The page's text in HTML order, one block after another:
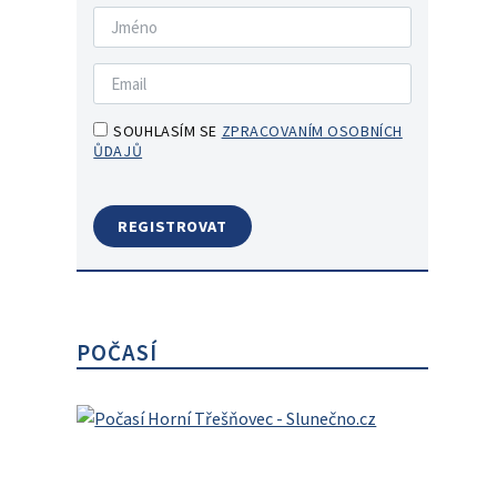
SOUHLASÍM SE ZPRACOVANÍM OSOBNÍCH
ŮDAJŮ
POČASÍ